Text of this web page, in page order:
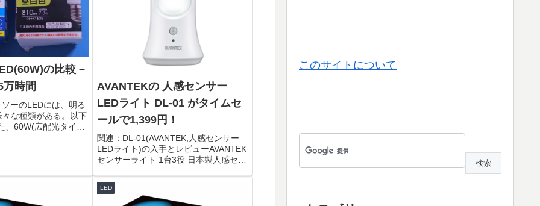
の比較 –
時間
ーのLEDには、明る
な種類がある。以下
、60W(広配光タイプ)
AVANTEKの 人感センサー
LEDライト DL-01 がタイムセ
ールで1,399円！
関連：DL-01(AVANTEK,人感センサー
LEDライト)の入手とレビューAVANTEK
センサーライト 1台3役 日本製人感セン
スクライト 省エネ USB充電式 マグネッ
ト付き 貼り付け型 階段...
LED
このサイトについて